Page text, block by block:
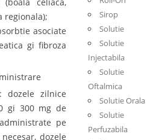
celiaca,
regionala);
asociate
gi fibroza
dozele zilnice
gi 300 mg de
pe
dozele
Sirop
Solutie
Solutie
Injectabila
Solutie
Oftalmica
Solutie Orala
Solutie
Perfuzabila